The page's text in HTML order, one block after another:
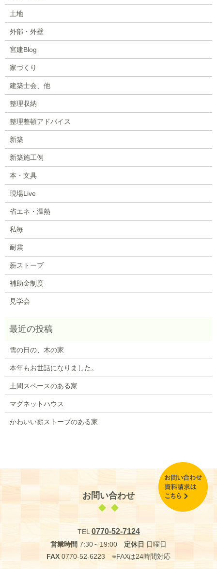
土地
外部・外壁
宮建Blog
家づくり
建築士会、他
整理収納
整理整頓アドバイス
新築
新築施工例
本・文具
現場Live
省エネ・温熱
私毎
耐震
薪ストーブ
補助金制度
見学会
雪の日の、木の家
本年もお世話になりました。
土間スペースのある家
マグネットハウス
かわいい薪ストーブのある家
お問い合わせ
TEL0770-52-7124
営業時間 7:30～19:00 定休日 日曜日
FAX 0770-52-6223 ※FAXは24時間対応